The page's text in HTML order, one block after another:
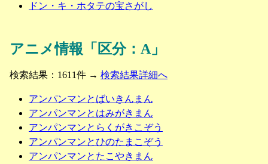
ドン・キ・ホタテの宝さがし
アニメ情報「区分：A」
検索結果：1611件 → 検索結果詳細へ
アンパンマンとばいきんまん
アンパンマンとはみがきまん
アンパンマンとらくがきこぞう
アンパンマンとひのたまこぞう
アンパンマンとたこやきまん